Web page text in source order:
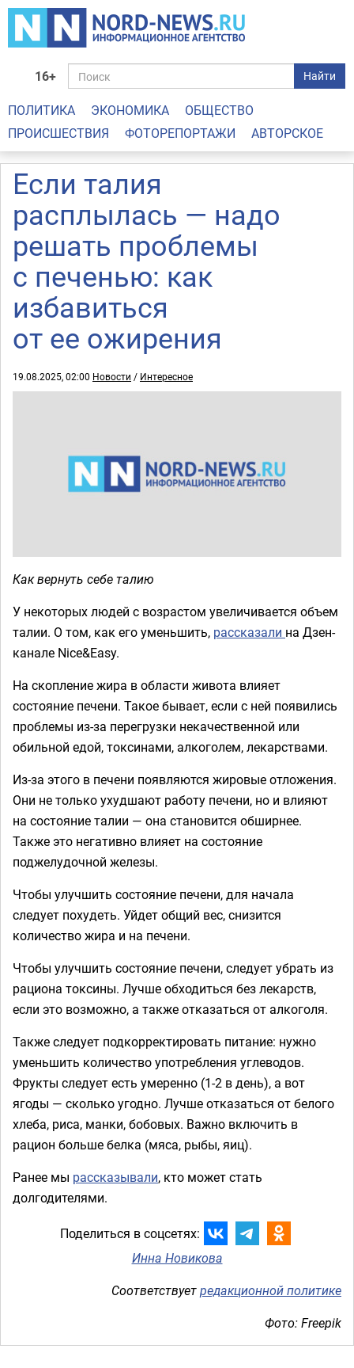
16+ Найти
ПОЛИТИКА ЭКОНОМИКА
ОБЩЕСТВО
ПРОИСШЕСТВИЯ
ФОТОРЕПОРТАЖИ АВТОРСКОЕ
Если талия
расплылась — надо
решать проблемы
с печенью: как
избавиться
от ее ожирения
19.08.2025, 02:00 Новости / Интересное
Как вернуть себе талию
У некоторых людей с возрастом увеличивается объем
талии. О том, как его уменьшить, рассказали на Дзен-
канале Nice&Easy.
На скопление жира в области живота влияет
состояние печени. Такое бывает, если с ней появились
проблемы из-за перегрузки некачественной или
обильной едой, токсинами, алкоголем, лекарствами.
Из-за этого в печени появляются жировые отложения.
Они не только ухудшают работу печени, но и влияют
на состояние талии — она становится обширнее.
Также это негативно влияет на состояние
поджелудочной железы.
Чтобы улучшить состояние печени, для начала
следует похудеть. Уйдет общий вес, снизится
количество жира и на печени.
Чтобы улучшить состояние печени, следует убрать из
рациона токсины. Лучше обходиться без лекарств,
если это возможно, а также отказаться от алкоголя.
Также следует подкорректировать питание: нужно
уменьшить количество употребления углеводов.
Фрукты следует есть умеренно (1-2 в день), а вот
ягоды — сколько угодно. Лучше отказаться от белого
хлеба, риса, манки, бобовых. Важно включить в
рацион больше белка (мяса, рыбы, яиц).
Ранее мы рассказывали, кто может стать
долгодителями.
Поделиться в соцсетях:
Инна Новикова
Соответствуетредакционной политике
Фото: Freepik